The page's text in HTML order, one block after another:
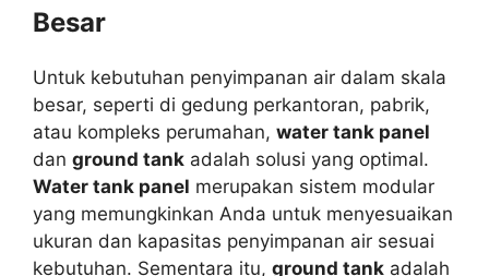
Besar
Untuk kebutuhan penyimpanan air dalam skala
besar, seperti di gedung perkantoran, pabrik,
atau kompleks perumahan, water tank panel
dan ground tank adalah solusi yang optimal.
Water tank panel merupakan sistem modular
yang memungkinkan Anda untuk menyesuaikan
ukuran dan kapasitas penyimpanan air sesuai
kebutuhan. Sementara itu, ground tank adalah